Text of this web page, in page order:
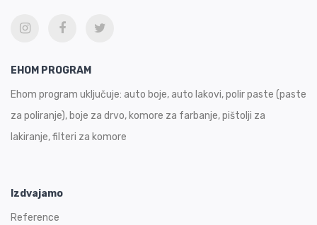
EHOM PROGRAM
Ehom program uključuje: auto boje, auto lakovi, polir paste (paste
za poliranje), boje za drvo, komore za farbanje, pištolji za
lakiranje, filteri za komore
Izdvajamo
Reference